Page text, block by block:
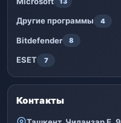
Другие программы 4
Bitdefender 8
ESET 7
Контакты